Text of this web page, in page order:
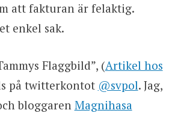
att fakturan är felaktig.
enkel sak.
Flaggbild”, (Artikel hos
på twitterkontot @svpol. Jag,
bloggaren Magnihasa